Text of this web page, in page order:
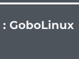
GoboLinux